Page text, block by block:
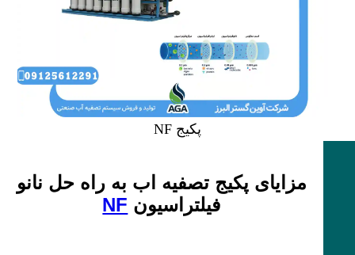
پکیج NF
مزایای پکیج تصفیه اب به راه حل نانو
فیلتراسیون NF